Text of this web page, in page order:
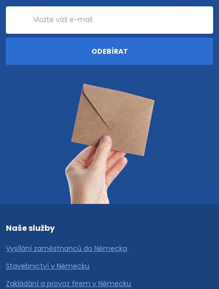
Naše služby
Vysílání zaměstnanců do Německa
Stavebnictví v Německu
Zakládání a provoz firem v Německu